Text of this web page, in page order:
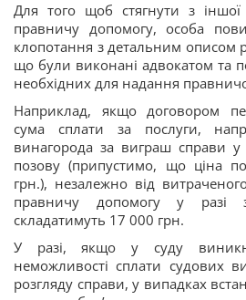
Для того щоб стягнути з
правничу допомогу, особа
клопотання з детальним описом
що були виконані адвокатом та
необхідних для надання
Наприклад, якщо договором
сума сплати за послуги,
винагорода за виграш справи у
позову (припустимо, що ціна
грн.), незалежно від
правничу допомогу у разі
складатимуть 17 000 грн.
У разі, якщо у суду
неможливості сплати судових
розгляду справи, у випадках